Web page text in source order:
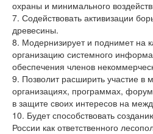
охраны и минимального
7. Содействовать активизации
древесины.
8. Модернизирует и поднимет на
организацию системного
обеспечения членов
9. Позволит расширить участие в
организациях, программах,
в защите своих интересов на
10. Будет способствовать
России как ответственного